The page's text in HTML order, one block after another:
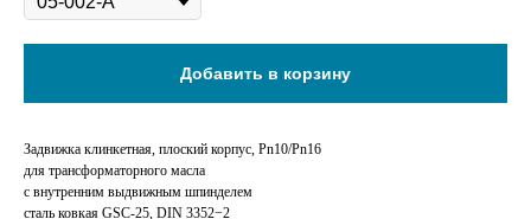
Добавить в корзину
Задвижка клинкетная, плоский корпус, Pn10/Pn16
для трансформаторного масла
с внутренним выдвижным шпинделем
сталь ковкая GSC-25, DIN 3352−2